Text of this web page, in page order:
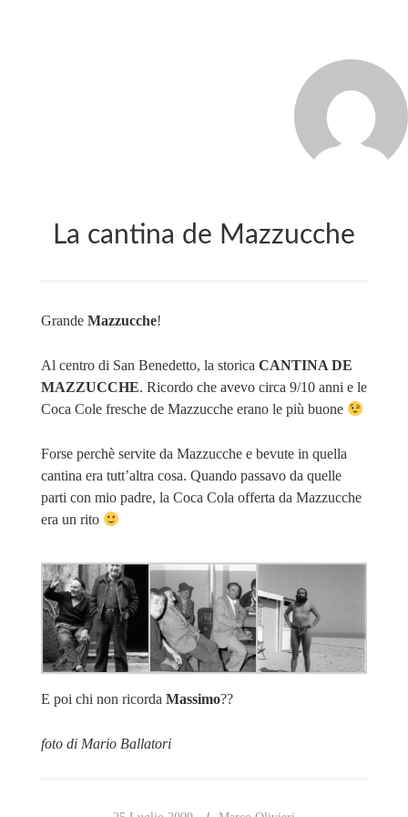
La cantina de Mazzucche
Grande Mazzucche!
Al centro di San Benedetto, la storica CANTINA DE
MAZZUCCHE. Ricordo che avevo circa 9/10 anni e le
Coca Cole fresche de Mazzucche erano le più buone
Forse perchè servite da Mazzucche e bevute in quella
cantina era tutt’altra cosa. Quando passavo da quelle
parti con mio padre, la Coca Cola offerta da Mazzucche
era un rito
E poi chi non ricorda Massimo??
foto di Mario Ballatori